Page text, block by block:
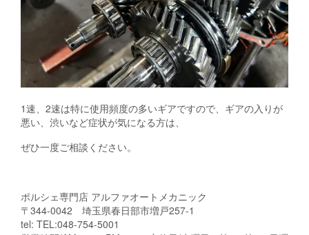
1速、2速は特に使用頻度の多いギアですので、ギアの入りが
悪い、渋いなど症状が気になる方は、
ぜひ一度ご相談ください。
ポルシェ専門店 アルファオートメカニック
〒344-0042 埼玉県春日部市増戸257-1
tel: TEL:048-754-5001